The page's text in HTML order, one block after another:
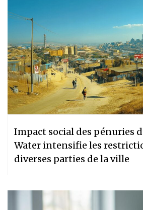
Impact social des pénuries
Water intensifie les
diverses parties de la ville